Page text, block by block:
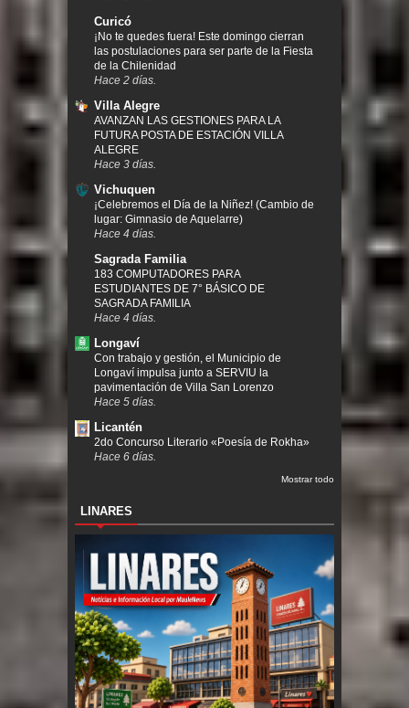
Curicó
¡No te quedes fuera! Este domingo cierran
las postulaciones para ser parte de la Fiesta
de la Chilenidad
Hace 2 días.
Villa Alegre
AVANZAN LAS GESTIONES PARA LA
FUTURA POSTA DE ESTACIÓN VILLA
ALEGRE
Hace 3 días.
Vichuquen
¡Celebremos el Día de la Niñez! (Cambio de
lugar: Gimnasio de Aquelarre)
Hace 4 días.
Sagrada Familia
183 COMPUTADORES PARA
ESTUDIANTES DE 7° BÁSICO DE
SAGRADA FAMILIA
Hace 4 días.
Longaví
Con trabajo y gestión, el Municipio de
Longaví impulsa junto a SERVIU la
pavimentación de Villa San Lorenzo
Hace 5 días.
Licantén
2do Concurso Literario «Poesía de Rokha»
Hace 6 días.
Mostrar todo
LINARES